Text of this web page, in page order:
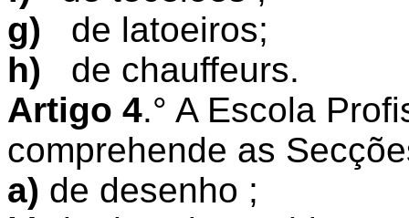
g)
de latoeiros;
h)
de chauffeurs.
Artigo 4.° A Escola
comprehende as
a) de desenho ;